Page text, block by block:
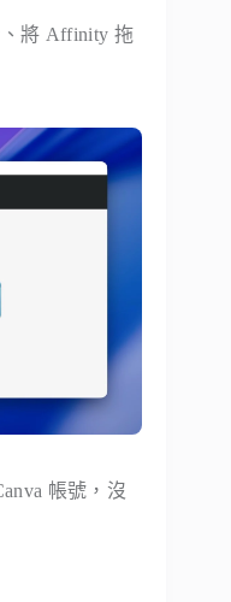
將 Affinity 拖
帳號，沒